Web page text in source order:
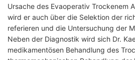
Ursache des Evaoperativ Trockenem
wird er auch über die Selektion der
referieren und die Untersuchung der
Neben der Diagnostik wird sich Dr.
medikamentösen Behandlung des